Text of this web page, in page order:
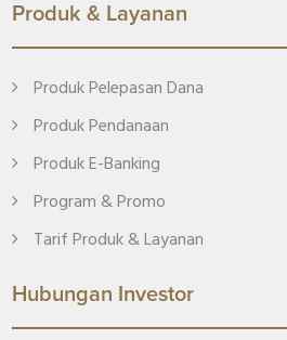
Produk & Layanan
Produk Pelepasan Dana
Produk Pendanaan
Produk E-Banking
Program & Promo
Tarif Produk & Layanan
Hubungan Investor